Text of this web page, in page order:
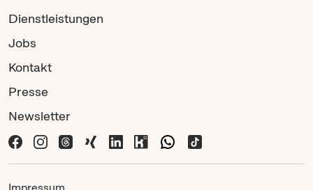
Dienstleistungen
Jobs
Kontakt
Presse
Newsletter